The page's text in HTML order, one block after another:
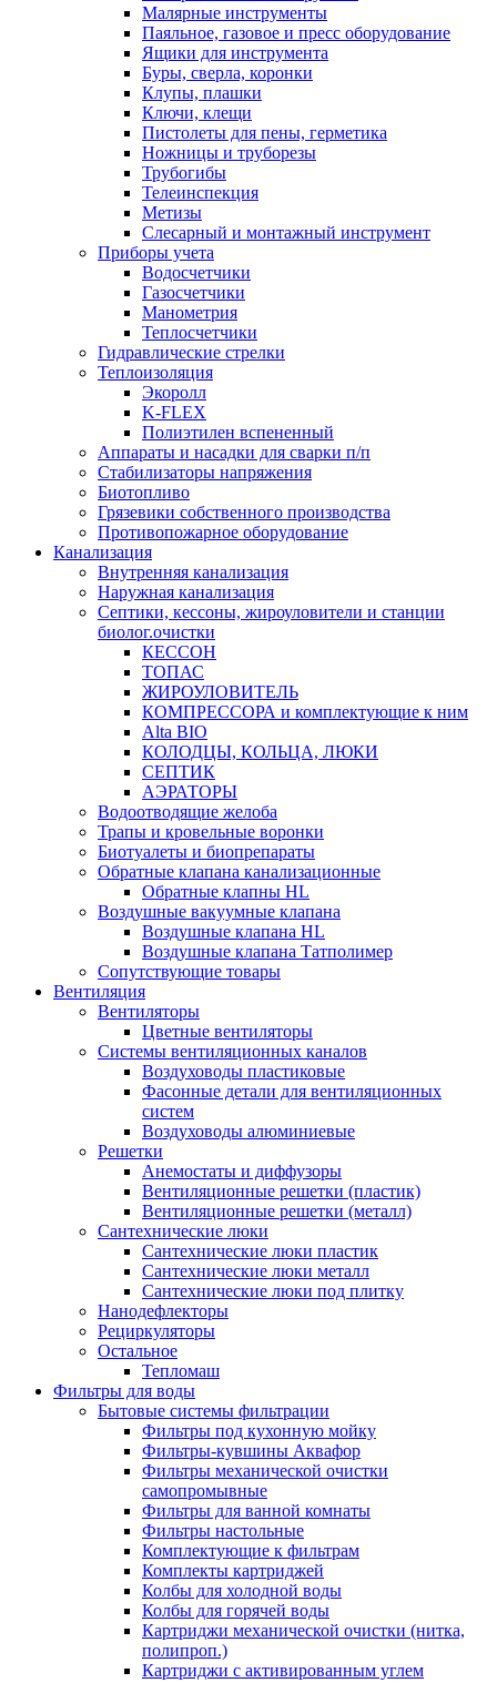
Малярные инструменты
Паяльное, газовое и пресс оборудование
Ящики для инструмента
Буры, сверла, коронки
Клупы, плашки
Ключи, клещи
Пистолеты для пены, герметика
Ножницы и труборезы
Трубогибы
Телеинспекция
Метизы
Слесарный и монтажный инструмент
Приборы учета
Водосчетчики
Газосчетчики
Манометрия
Теплосчетчики
Гидравлические стрелки
Теплоизоляция
Экоролл
K-FLEX
Полиэтилен вспененный
Аппараты и насадки для сварки п/п
Стабилизаторы напряжения
Биотопливо
Грязевики собственного производства
Противопожарное оборудование
Канализация
Внутренняя канализация
Наружная канализация
Септики, кессоны, жироуловители и станции
биолог.очистки
КЕССОН
ТОПАС
ЖИРОУЛОВИТЕЛЬ
КОМПРЕССОРА и комплектующие к ним
Alta BIO
КОЛОДЦЫ, КОЛЬЦА, ЛЮКИ
СЕПТИК
АЭРАТОРЫ
Водоотводящие желоба
Трапы и кровельные воронки
Биотуалеты и биопрепараты
Обратные клапана канализационные
Обратные клапны HL
Воздушные вакуумные клапана
Воздушные клапана HL
Воздушные клапана Татполимер
Сопутствующие товары
Вентиляция
Вентиляторы
Цветные вентиляторы
Системы вентиляционных каналов
Воздуховоды пластиковые
Фасонные детали для вентиляционных
систем
Воздуховоды алюминиевые
Решетки
Анемостаты и диффузоры
Вентиляционные решетки (пластик)
Вентиляционные решетки (металл)
Сантехнические люки
Сантехнические люки пластик
Сантехнические люки металл
Сантехнические люки под плитку
Нанодефлекторы
Рециркуляторы
Остальное
Тепломаш
Фильтры для воды
Бытовые системы фильтрации
Фильтры под кухонную мойку
Фильтры-кувшины Аквафор
Фильтры механической очистки
самопромывные
Фильтры для ванной комнаты
Фильтры настольные
Комплектующие к фильтрам
Комплекты картриджей
Колбы для холодной воды
Колбы для горячей воды
Картриджи механической очистки (нитка,
полипроп.)
Картриджи с активированным углем